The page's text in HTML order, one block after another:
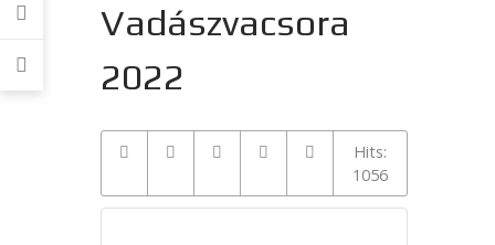
Vadászvacsora
2022
Hits:
1056